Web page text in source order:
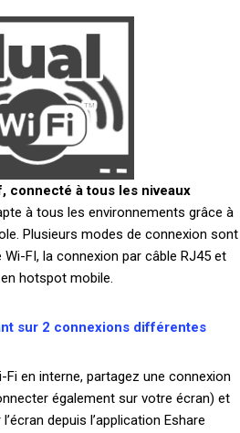
connecté à tous les niveaux
à tous les environnements grâce à
Plusieurs modes de connexion sont
FI, la connexion par câble RJ45 et
hotspot mobile.
sur 2 connexions différentes
en interne, partagez une connexion
également sur votre écran) et
depuis l’application Eshare